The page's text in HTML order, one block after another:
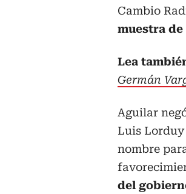
Cambio
muestra
Lea
Germán
Aguilar
Luis
nombre
del